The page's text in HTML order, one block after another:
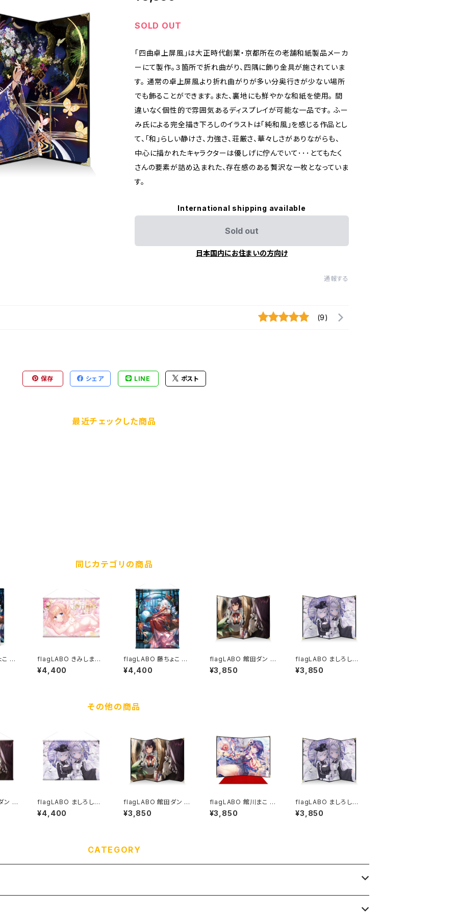
SOLD OUT
「四曲卓上屏風」は大正時代創業・京都所在の老舗和紙製品メーカ
ーにて製作。３箇所で折れ曲がり、四隅に飾り金具が施されていま
す。 通常の卓上屏風より折れ曲がりが多い分奥行きが少ない場所
でも飾ることができます。また、裏地にも鮮やかな和紙を使用。 間
違いなく個性的で雰囲気あるディスプレイが可能な一品です。 ふー
み氏による完全描き下ろしのイラストは「純和風」を感じる作品とし
て、「和」らしい静けさ、力強さ、荘厳さ、華々しさがありながらも、
中心に描かれたキャラクターは優しげに佇んでいて･･･とてもたく
さんの要素が詰め込まれた、存在感のある贅沢な一枚となっていま
す。
International shipping available
Sold out
日本国内にお住まいの方向け
通報する
(9)
保存 シェア LINE ポスト
最近チェックした商品
同じカテゴリの商品
オ
flagLABO きみしま青
AJシルキースエードB2
タペストリー
¥4,400
flagLABO 藤ちょこ AJ
シルキースエードB2タ
ペストリー
¥4,400
flagLABO 館田ダン 四
曲卓上屏風
¥3,850
flagLABO ましろしき
四曲卓上屏風
¥3,850
その他の商品
ン シ
flagLABO ましろしき
シルキースエードB2タ
ペストリー
¥4,400
flagLABO 館田ダン 四
曲卓上屏風
¥3,850
flagLABO 館川まこ 卓
上屏風
¥3,850
flagLABO ましろしき
四曲卓上屏風
¥3,850
CATEGORY